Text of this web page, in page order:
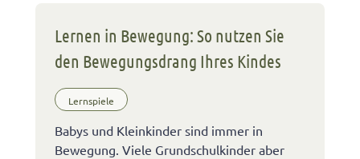
Lernen in Bewegung: So nutzen Sie
den Bewegungsdrang Ihres Kindes
Lernspiele
Babys und Kleinkinder sind immer in
Bewegung. Viele Grundschulkinder aber